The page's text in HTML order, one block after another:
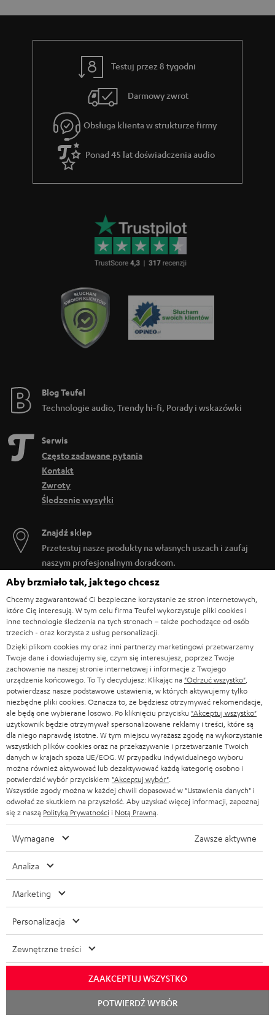
i
y
c
e
g
w
a
r
o
Testuj przez 8 tygodni
Darmowy zwrot
Obsługa klienta w strukturze firmy
Ponad 45 lat doświadczenia audio
Blog Teufel
Technologie audio, Trendy hi-fi, Porady i wskazówki
Serwis
Często zadawane pytania
Kontakt
Zwroty
Śledzenie wysyłki
Znajdź sklep
Przetestuj nasze produkty na własnych uszach i zaufaj
naszym profesjonalnym doradcom.
DO
200 ZŁ
RABATU
Z
a
p
i
s
z
s
i
ę
d
o
n
e
w
s
e
t
Wybierz swój rabat!
Zapisz się do naszego newslettera i otrzymaj rabat o
wartości do 200 ZŁ w ramach podziękowania.
EMAIL
WIDGET
Kategorie
KINO DOMOWE
GŁOŚNIKI HIFI
Firma
WSPARCIE
KARIERA
Aby brzmiało tak, jak tego chcesz
Chcemy zagwarantować Ci bezpieczne korzystanie ze stron internetowych,
które Cię interesują. W tym celu firma Teufel wykorzystuje pliki cookies i
inne technologie śledzenia na tych stronach – także pochodzące od osób
trzecich - oraz korzysta z usług personalizacji.
Dzięki plikom cookies my oraz inni partnerzy marketingowi przetwarzamy
Twoje dane i dowiadujemy się, czym się interesujesz, poprzez Twoje
zachowanie na naszej stronie internetowej i informacje z Twojego
urządzenia końcowego. To Ty decydujesz: Klikając na "Odrzuć wszystko"
potwierdzasz nasze podstawowe ustawienia, w których aktywujemy tylko
niezbędne pliki cookies. Oznacza to, że będziesz otrzymywać rekomendacje,
ale będą one wybierane losowo. Po kliknięciu przycisku "Akceptuj wszystko"
użytkownik będzie otrzymywał spersonalizowane reklamy i treści, które są
dla niego naprawdę istotne. W tym miejscu wyrażasz zgodę na wykorzystanie
wszystkich plików cookies oraz na przekazywanie i przetwarzanie Twoich
danych w krajach spoza UE/EOG. W przypadku indywidualnego wyboru
można również aktywować lub dezaktywować każdą kategorię osobno i
potwierdzić wybór przyciskiem "Akceptuj wybór"
Wszystkie zgody można w każdej chwili dopasować w "Ustawienia danych" i
odwołać ze skutkiem na przyszłość. Aby uzyskać więcej informacji, zapoznaj
się z naszą Polityką Prywatności i Notą Prawną
Wymagane Zawsze aktywne
Analiza
Marketing
Personalizacja
Zewnętrzne treści
ZAAKCEPTUJ WSZYSTKO
POTWIERDŹ WYBÓR